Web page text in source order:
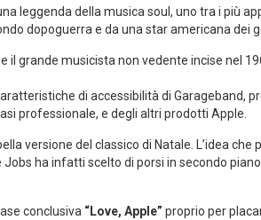
leggenda della musica soul, uno tra i più
dopoguerra e da una star americana dei
il grande musicista non vedente incise nel
di accessibilità di Garageband,
professionale, e degli altri prodotti Apple.
versione del classico di Natale. L’idea che
ha infatti scelto di porsi in secondo
conclusiva “Love, Apple” proprio per